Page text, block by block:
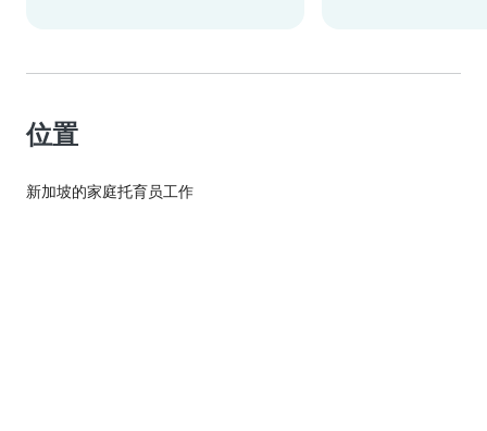
位置
新加坡的家庭托育员工作